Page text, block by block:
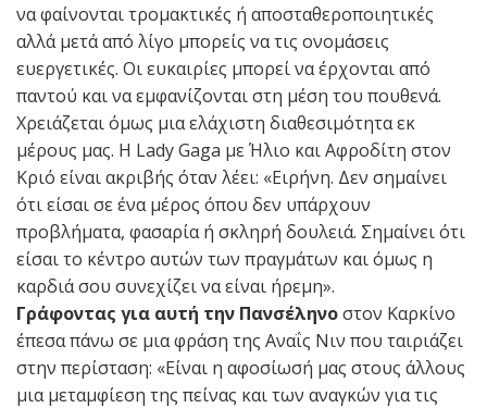
να φαίνονται τρομακτικές ή αποσταθεροποιητικές
αλλά μετά από λίγο μπορείς να τις ονομάσεις
ευεργετικές. Οι ευκαιρίες μπορεί να έρχονται από
παντού και να εμφανίζονται στη μέση του πουθενά.
Χρειάζεται όμως μια ελάχιστη διαθεσιμότητα εκ
μέρους μας. Η Lady Gaga με Ήλιο και Αφροδίτη στον
Κριό είναι ακριβής όταν λέει: «Ειρήνη. Δεν σημαίνει
ότι είσαι σε ένα μέρος όπου δεν υπάρχουν
προβλήματα, φασαρία ή σκληρή δουλειά. Σημαίνει ότι
είσαι το κέντρο αυτών των πραγμάτων και όμως η
καρδιά σου συνεχίζει να είναι ήρεμη».
Γράφοντας για αυτή την Πανσέληνοστον Καρκίνο
έπεσα πάνω σε μια φράση της Αναΐς Νιν που ταιριάζει
στην περίσταση: «Είναι η αφοσίωσή μας στους άλλους
μια μεταμφίεση της πείνας και των αναγκών για τις